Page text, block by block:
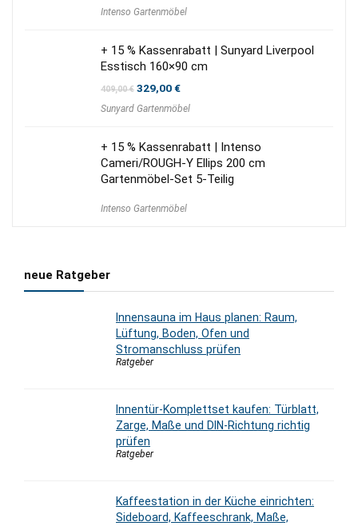
war:
Intenso Gartenmöbel
+ 15 % Kassenrabatt | Sunyard Liverpool
Esstisch 160×90 cm
409,00€ Ursprünglicher
war:
329,00€Aktueller
ist:
Sunyard Gartenmöbel
+ 15 % Kassenrabatt | Intenso
Cameri/ROUGH-Y Ellips 200 cm
Gartenmöbel-Set 5-Teilig
Intenso Gartenmöbel
neue Ratgeber
Innensauna im Haus planen: Raum,
Lüftung, Boden, Ofen und
Stromanschluss prüfen
Ratgeber
Innentür-Komplettset kaufen: Türblatt,
Zarge, Maße und DIN-Richtung richtig
prüfen
Ratgeber
Kaffeestation in der Küche einrichten:
Sideboard, Kaffeeschrank, Maße,